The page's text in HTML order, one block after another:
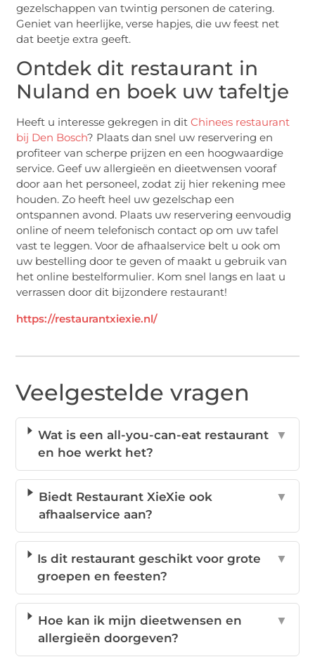
gezelschappen van twintig personen de catering.
Geniet van heerlijke, verse hapjes, die uw feest net
dat beetje extra geeft.
Ontdek dit restaurant in
Nuland en boek uw tafeltje
Heeft u interesse gekregen in ditChinees restaurant
bij Den Bosch? Plaats dan snel uw reservering en
profiteer van scherpe prijzen en een hoogwaardige
service. Geef uw allergieën en dieetwensen vooraf
door aan het personeel, zodat zij hier rekening mee
houden. Zo heeft heel uw gezelschap een
ontspannen avond. Plaats uw reservering eenvoudig
online of neem telefonisch contact op om uw tafel
vast te leggen. Voor de afhaalservice belt u ook om
uw bestelling door te geven of maakt u gebruik van
het online bestelformulier. Kom snel langs en laat u
verrassen door dit bijzondere restaurant!
https://restaurantxiexie.nl/
Veelgestelde vragen
Wat is een all-you-can-eat restaurant
en hoe werkt het?
▼
Biedt Restaurant XieXie ook
afhaalservice aan?
▼
Is dit restaurant geschikt voor grote
groepen en feesten?
▼
Hoe kan ik mijn dieetwensen en
allergieën doorgeven?
▼